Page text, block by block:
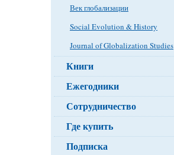
Век глобализации
Social Evolution & History
Journal of Globalization Studies
Книги
Ежегодники
Сотрудничество
Где купить
Подписка